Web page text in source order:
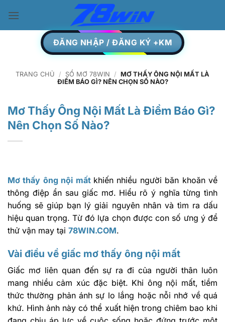
content
ĐĂNG NHẬP / ĐĂNG KÝ +KM
TRANG CHỦ / SỔ MƠ 78WIN / MƠ THẤY ÔNG NỘI MẤT LÀ
ĐIỀM BÁO GÌ? NÊN CHỌN SỐ NÀO?
Mơ Thấy Ông Nội Mất Là Điềm Báo Gì?
Nên Chọn Số Nào?
Mơ thấy ông nội mất khiến nhiều người băn khoăn về
thông điệp ẩn sau giấc mơ. Hiểu rõ ý nghĩa từng tình
huống sẽ giúp bạn lý giải nguyên nhân và tìm ra dấu
hiệu quan trọng. Từ đó lựa chọn được con số ưng ý để
thử vận may tại 78WIN.COM.
Vài điều về giấc mơ thấy ông nội mất
Giấc mơ liên quan đến sự ra đi của người thân luôn
mang nhiều cảm xúc đặc biệt. Khi ông nội mất, tiềm
thức thường phản ánh sự lo lắng hoặc nỗi nhớ về quá
khứ. Hình ảnh này có thể xuất hiện trong chiêm bao khi